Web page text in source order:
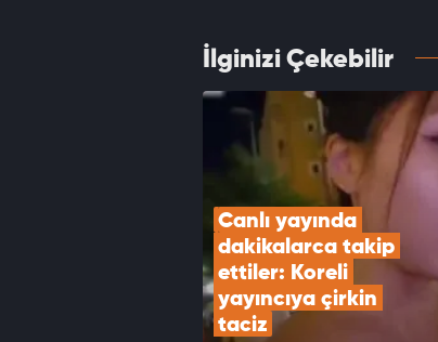
İlginizi Çekebilir
Canlı yayında
dakikalarca takip
ettiler: Koreli
yayıncıya çirkin
taciz